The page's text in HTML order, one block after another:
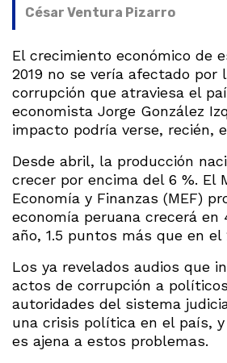
César Ventura Pizarro
El crecimiento económico de
2019 no se vería afectado por
corrupción que atraviesa el
economista Jorge González
impacto podría verse, recién,
Desde abril, la producción
crecer por encima del 6 %. El
Economía y Finanzas (MEF)
economía peruana crecerá
año, 1.5 puntos más que en el
Los ya revelados audios que
actos de corrupción a
autoridades del sistema
una crisis política en el país,
es ajena a estos problemas.